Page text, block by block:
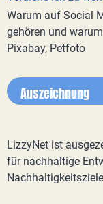
Warum auf Social
gehören und
Pixabay, Petfoto
Auszeichnung
LizzyNet ist
für nachhaltige